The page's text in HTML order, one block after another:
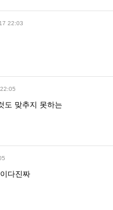
22:03
도 맞추지 못하는
다진짜